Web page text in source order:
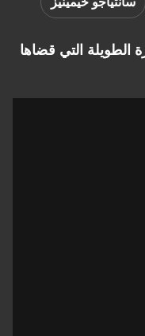
الطويلة التي قضاها